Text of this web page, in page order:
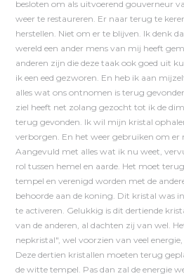
besloten om als uitvoerend gouverneur
weer te restaureren. Er naar terug te
herstellen. Niet om er te blijven. Ik denk
wereld een ander mens van mij heeft
anderen zijn die deze taak ook goed uit
ik een eed gezworen. En heb ik aan
alles wat ons ontnomen is terug
ziel heeft net zolang gezocht tot ik de
terug gevonden. Ik wil mijn kristal
verborgen. En het weer gebruiken om er
Aangevuld met alles wat ik nu weet,
rol tussen hemel en aarde. Het moet
tempel en verenigd worden met de
behoorde aan de koning. Dit kristal was
te activeren. Gelukkig is dit dertiende
van de anderen, al dachten zij van wel.
nepkristal", wel voorzien van veel
Deze dertien kristallen moeten terug
de witte tempel. Pas dan zal de energie